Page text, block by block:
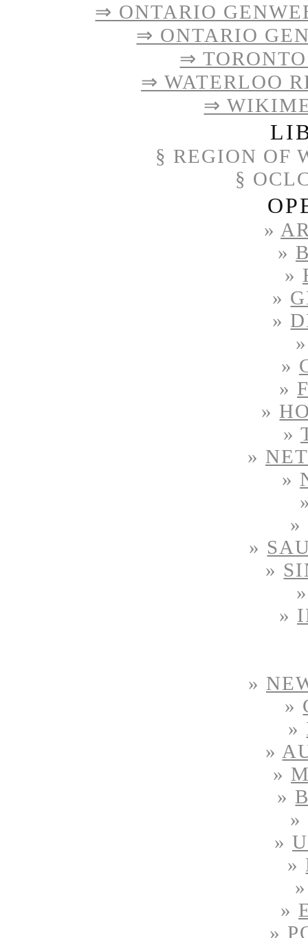
⇒ ONTARIO
⇒ ONTARIO
⇒
⇒ WATERLOO
⇒
§ REGION OF
§
»
»
»
»
»
»
»
»
»
»
»
»
»
»
»
»
»
»
»
»
»
»
»
»
»
»